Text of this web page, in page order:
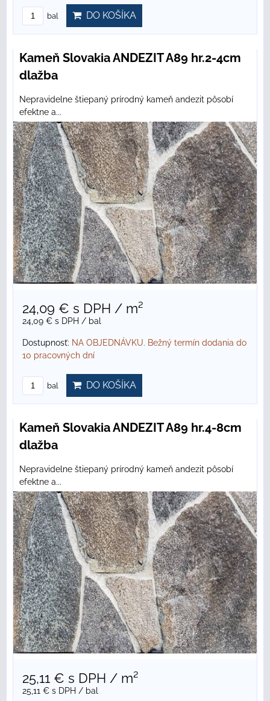
bal DO KOŠÍKA
Kameň Slovakia ANDEZIT A89 hr.2-4cm
dlažba
Nepravidelne štiepaný prírodný kameň andezit pôsobí
efektne a...
24,09 € s DPH / m²
24,09 € s DPH / bal
Dostupnosť: NA OBJEDNÁVKU. Bežný termín dodania do
10 pracovných dní
bal DO KOŠÍKA
Kameň Slovakia ANDEZIT A89 hr.4-8cm
dlažba
Nepravidelne štiepaný prírodný kameň andezit pôsobí
efektne a...
25,11 € s DPH / m²
25,11 € s DPH / bal